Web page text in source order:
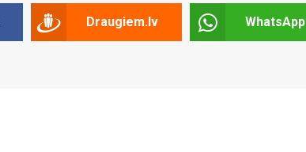
Draugiem.lv WhatsApp